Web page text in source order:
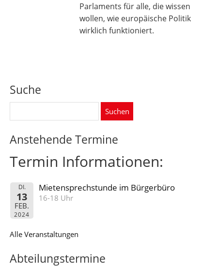
Parlaments für alle, die wissen
wollen, wie europäische Politik
wirklich funktioniert.
Suche
Anstehende Termine
Termin Informationen:
DI.
13
FEB.
2024
Mietensprechstunde im Bürgerbüro
16-18 Uhr
Alle Veranstaltungen
Abteilungstermine